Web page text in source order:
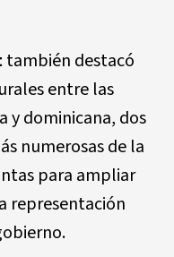
también destacó
entre las
y dominicana, dos
numerosas de la
para ampliar
representación